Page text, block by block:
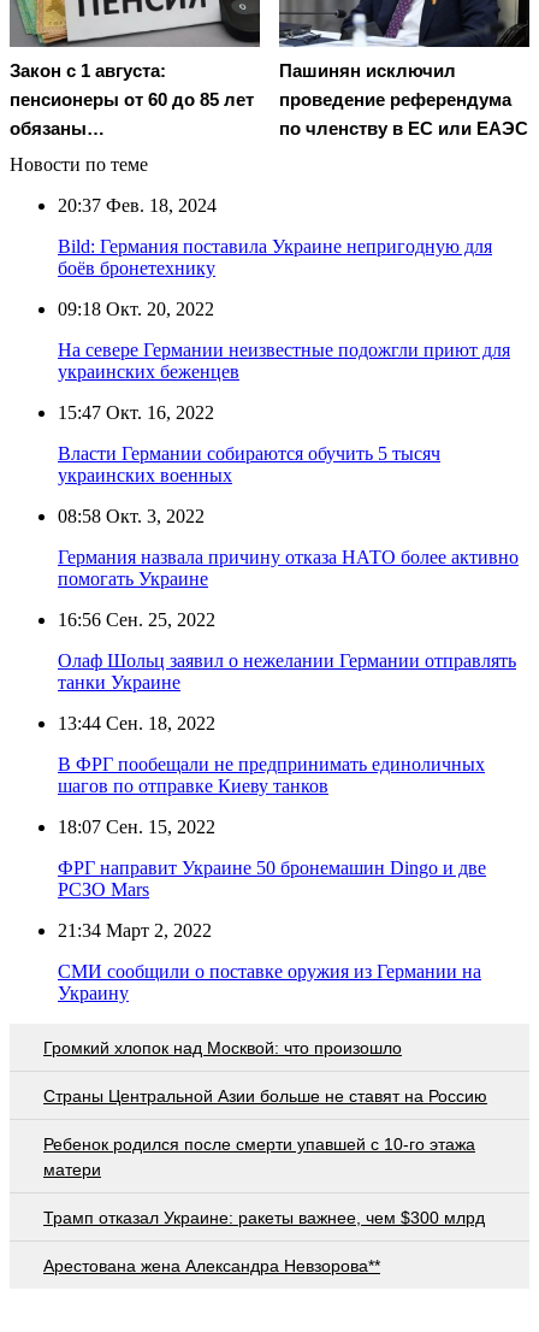
Закон с 1 августа:
пенсионеры от 60 до 85 лет
обязаны…
Пашинян исключил
проведение референдума
по членству в ЕС или ЕАЭС
Новости по теме
20:37 Фев. 18, 2024
Bild: Германия поставила Украине непригодную для
боёв бронетехнику
09:18 Окт. 20, 2022
На севере Германии неизвестные подожгли приют для
украинских беженцев
15:47 Окт. 16, 2022
Власти Германии собираются обучить 5 тысяч
украинских военных
08:58 Окт. 3, 2022
Германия назвала причину отказа НАТО более активно
помогать Украине
16:56 Сен. 25, 2022
Олаф Шольц заявил о нежелании Германии отправлять
танки Украине
13:44 Сен. 18, 2022
В ФРГ пообещали не предпринимать единоличных
шагов по отправке Киеву танков
18:07 Сен. 15, 2022
ФРГ направит Украине 50 бронемашин Dingo и две
РСЗО Mars
21:34 Март 2, 2022
СМИ сообщили о поставке оружия из Германии на
Украину
Громкий хлопок над Москвой: что произошло
Страны Центральной Азии больше не ставят на Россию
Ребенок родился после смерти упавшей с 10-го этажа
матери
Трамп отказал Украине: ракеты важнее, чем $300 млрд
Арестована жена Александра Невзорова**